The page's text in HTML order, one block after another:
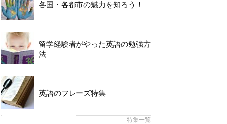
各国・各都市の魅力を知ろう！
留学経験者がやった英語の勉強方
法
英語のフレーズ特集
特集一覧